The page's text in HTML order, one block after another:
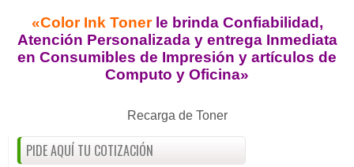
«Color Ink Toner le brinda Confiabilidad,
Atención Personalizada y entrega Inmediata
en Consumibles de Impresión y artículos de
Computo y Oficina»
Recarga de Toner
PIDE AQUÍ TU COTIZACIÓN